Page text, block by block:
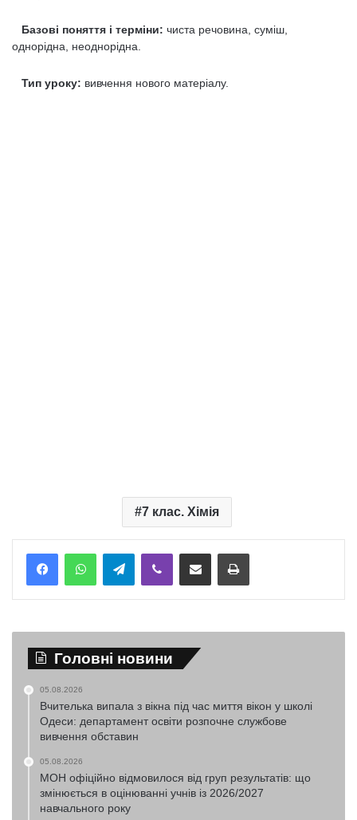
Базові поняття і терміни: чиста речовина, суміш,
однорідна, неоднорідна.
Тип уроку: вивчення нового матеріалу.
7 клас. Хімія
TelegramViber Надіслати електронною поштоюНадрукувати
Головні новини
05.08.2026
Вчителька випала з вікна під час миття вікон у школі
Одеси: департамент освіти розпочне службове
вивчення обставин
05.08.2026
МОН офіційно відмовилося від груп результатів: що
змінюється в оцінюванні учнів із 2026/2027
навчального року